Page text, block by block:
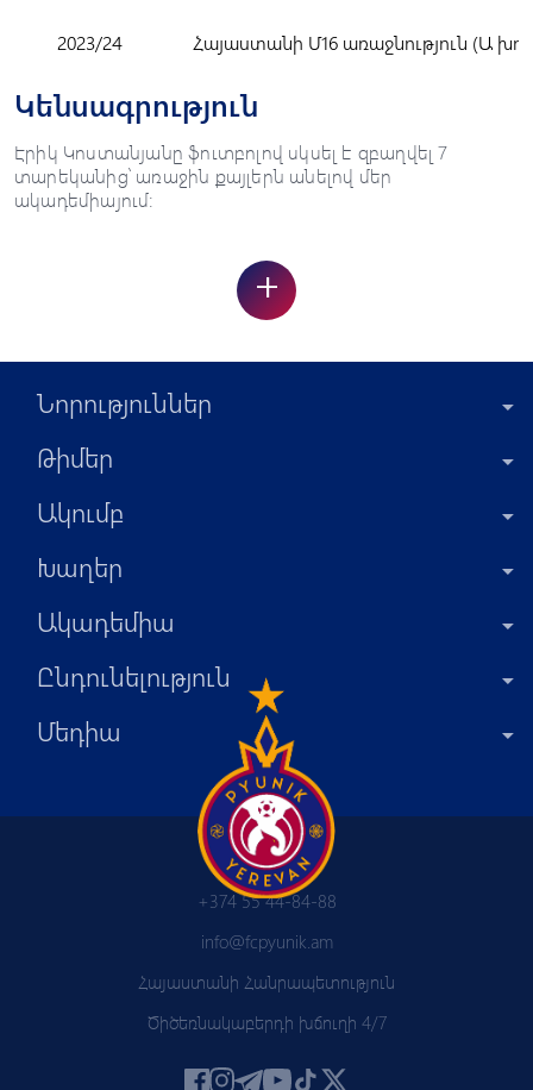
2023/24 Հայաստանի Մ16 առաջնություն (Ա
Կենսագրություն
Էրիկ Կոստանյանը ֆուտբոլով սկսել է զբաղվել 7
տարեկանից՝ առաջին քայլերն անելով մեր
ակադեմիայում:
+
Նորություններ
Թիմեր
Ակումբ
Խաղեր
Ակադեմիա
Ընդունելություն
Մեդիա
+374 55 44-84-88
info@fcpyunik.am
Հայաստանի Հանրապետություն
Ծիծեռնակաբերդի խճուղի 4/7